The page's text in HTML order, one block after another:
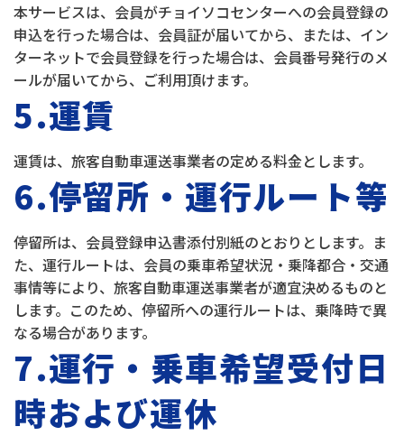
本サービスは、会員がチョイソコセンターへの会員登録の
申込を行った場合は、会員証が届いてから、または、イン
ターネットで会員登録を行った場合は、会員番号発行のメ
ールが届いてから、ご利用頂けます。
5.運賃
運賃は、旅客自動車運送事業者の定める料金とします。
6.停留所・運行ルート等
停留所は、会員登録申込書添付別紙のとおりとします。ま
た、運行ルートは、会員の乗車希望状況・乗降都合・交通
事情等により、旅客自動車運送事業者が適宜決めるものと
します。このため、停留所への運行ルートは、乗降時で異
なる場合があります。
7.運行・乗車希望受付日
時および運休